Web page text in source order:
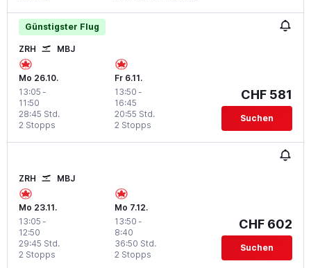
Günstigster Flug
ZRH MBJ
Mo 26.10.
13:05 -
11:50
2 Stopps
28:45 Std.
Fr 6.11.
13:50 -
16:45
2 Stopps
20:55 Std.
CHF 581
Suchen
ZRH MBJ
Mo 23.11.
13:05 -
12:50
2 Stopps
29:45 Std.
Mo 7.12.
13:50 -
8:40
2 Stopps
36:50 Std.
CHF 602
Suchen